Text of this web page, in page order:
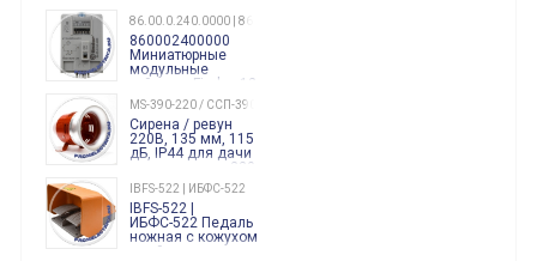
86.00.0.240.0000 | 860002400000
860002400000
Миниатюрные
модульные
таймеры Finder, 12-
240 Вольт AC/DC
Finder
86.00.0.240.0000
MS-390-220 / ССП-390 220В
Сирена / ревун
220В, 135 мм, 115
дБ, IP44 для дачи
производства 220
Вольт звук ситены
"пожарная
тревога"
IBFS-522 | ИБФС-522
IBFS-522 |
ИБФС-522 Педаль
ножная с кожухом
двойная,